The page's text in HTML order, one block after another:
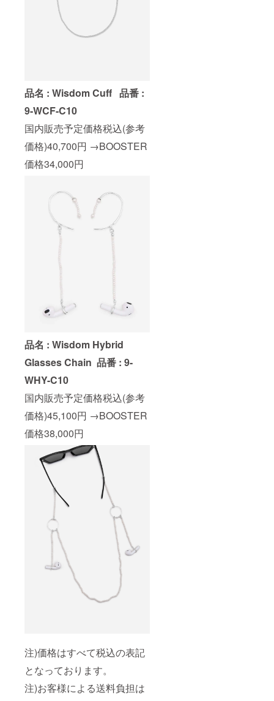
品名 : Wisdom Cuff 品番 :
9-WCF-C10
国内販売予定価格税込(参考
価格)40,700円 →BOOSTER
価格34,000円
品名 : Wisdom Hybrid
Glasses Chain 品番 : 9-
WHY-C10
国内販売予定価格税込(参考
価格)45,100円 →BOOSTER
価格38,000円
注)価格はすべて税込の表記
となっております。
注)お客様による送料負担は